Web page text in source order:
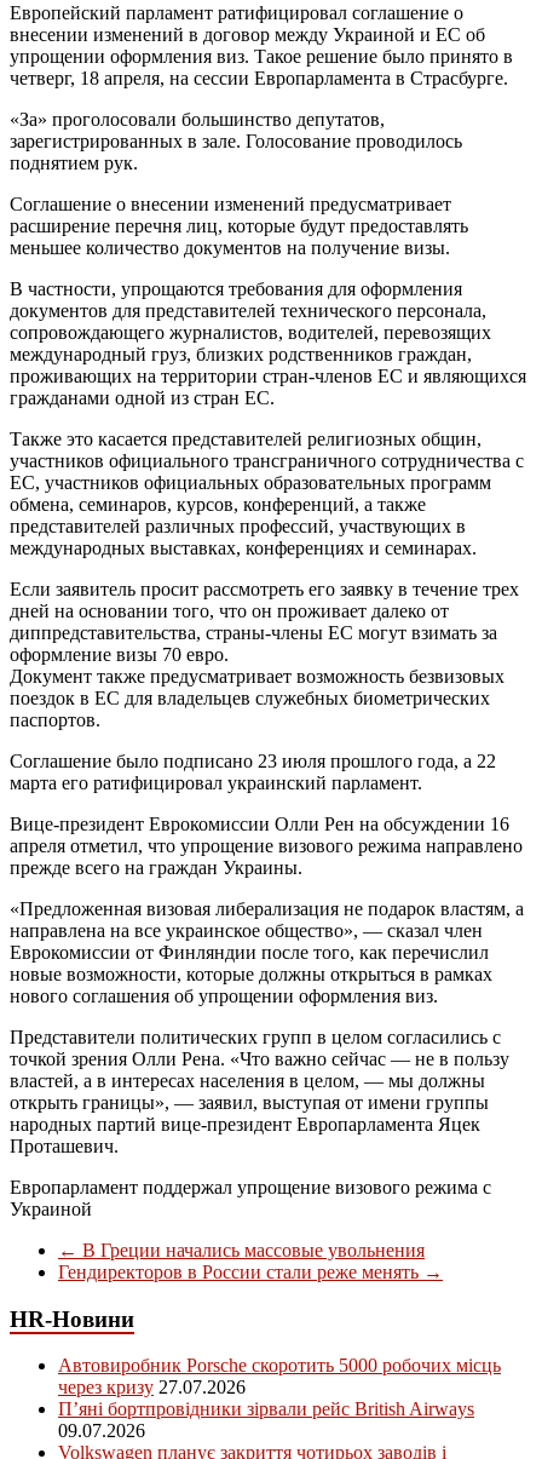
Европейский парламент ратифицировал соглашение о
внесении изменений в договор между Украиной и ЕС об
упрощении оформления виз. Такое решение было принято в
четверг, 18 апреля, на сессии Европарламента в Страсбурге.
«За» проголосовали большинство депутатов,
зарегистрированных в зале. Голосование проводилось
поднятием рук.
Соглашение о внесении изменений предусматривает
расширение перечня лиц, которые будут предоставлять
меньшее количество документов на получение визы.
В частности, упрощаются требования для оформления
документов для представителей технического персонала,
сопровождающего журналистов, водителей, перевозящих
международный груз, близких родственников граждан,
проживающих на территории стран-членов ЕС и являющихся
гражданами одной из стран ЕС.
Также это касается представителей религиозных общин,
участников официального трансграничного сотрудничества с
ЕС, участников официальных образовательных программ
обмена, семинаров, курсов, конференций, а также
представителей различных профессий, участвующих в
международных выставках, конференциях и семинарах.
Если заявитель просит рассмотреть его заявку в течение трех
дней на основании того, что он проживает далеко от
диппредставительства, страны-члены ЕС могут взимать за
оформление визы 70 евро.
Документ также предусматривает возможность безвизовых
поездок в ЕС для владельцев служебных биометрических
паспортов.
Соглашение было подписано 23 июля прошлого года, а 22
марта его ратифицировал украинский парламент.
Вице-президент Еврокомиссии Олли Рен на обсуждении 16
апреля отметил, что упрощение визового режима направлено
прежде всего на граждан Украины.
«Предложенная визовая либерализация не подарок властям, а
направлена на все украинское общество», — сказал член
Еврокомиссии от Финляндии после того, как перечислил
новые возможности, которые должны открыться в рамках
нового соглашения об упрощении оформления виз.
Представители политических групп в целом согласились с
точкой зрения Олли Рена. «Что важно сейчас — не в пользу
властей, а в интересах населения в целом, — мы должны
открыть границы», — заявил, выступая от имени группы
народных партий вице-президент Европарламента Яцек
Проташевич.
Европарламент поддержал упрощение визового режима с
Украиной
← В Греции начались массовые увольнения
Гендиректоров в России стали реже менять →
HR-Новини
Автовиробник Porsche скоротить 5000 робочих місць
через кризу 27.07.2026
П’яні бортпровідники зірвали рейс British Airways
09.07.2026
Volkswagen планує закриття чотирьох заводів і